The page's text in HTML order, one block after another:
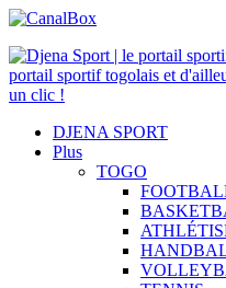
portail sportif togolais et
un clic !
DJENA SPORT
Plus
TOGO